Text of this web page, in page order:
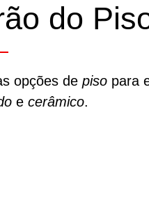
do
opções de pisopara
e cerâmico.